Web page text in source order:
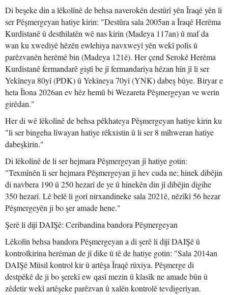
Di beşeke din a lêkolînê de behsa naverokên destûrî yên Îraqê yên li
ser Pêşmergeyan hatiye kirin: "Destûra sala 2005an a Îraqê Herêma
Kurdistanê û desthilatên wê nas kirin (Madeya 117an) û maf da
wan ku xwediyê hêzên ewlehiya navxweyî yên wekî polîs û
parêzvanên herêmê bin (Madeya 121ê). Her çend Serokê Herêma
Kurdistanê fermandarê giştî be jî fermandariya hêzan hîn jî li ser
Yekîneya 80yî (PDK) û Yekîneya 70yî (YNK) dabeş bûye. Biryar e
heta Îlona 2026an ev hêz hemû bi Wezareta Pêşmergeyan ve werin
girêdan."
Her di wê lêkolînê de behsa pêkhateya Pêşmergeyan hatiye kirin ku
"li ser bingeha lîwayan hatiye rêkxistin û li ser 8 mîhweran hatiye
dabeşkirin."
Di lêkolînê de li ser hejmara Pêşmergeyan jî hatiye gotin:
"Texmînên li ser hejmara Pêşmergeyan ji hev cuda ne; hinek dibêjin
di navbera 190 û 250 hezarî de ye û hinekên din jî dibêjin digihe
350 hezarî. Lê belê li gorî nirxandineke sala 2021ê, nêzîkî 56 hezar
Pêşmergeyên ji bo şer amade hene."
Şerê li dijî DAIŞê: Ceribandina bandora Pêşmergeyan
Lêkolîn behsa bandora Pêşmergeyan a di şerê li dijî DAIŞê û
kontrolkirina herêman de jî dike û tê de hatiye gotin: "Sala 2014an
DAIŞê Mûsil kontrol kir û artêşa Îraqê rûxiya. Pêşmerge di
destpêkê de ji bo şerekî ew qasî mezin û klasîk ne amade bûn û
zêdetir wekî artêşeke parêzvan û xalên kontrolê tevdigeriyan.